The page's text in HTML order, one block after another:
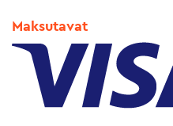
Maksutavat